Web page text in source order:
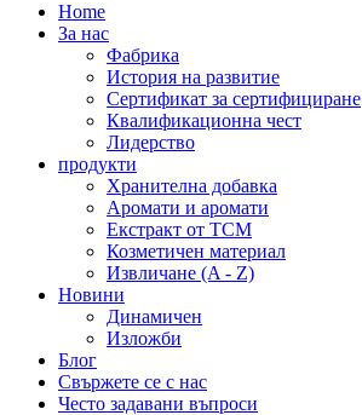
Home
За нас
Фабрика
История на развитие
Сертификат за сертифициране
Квалификационна чест
Лидерство
продукти
Хранителна добавка
Аромати и аромати
Екстракт от TCM
Козметичен материал
Извличане (A - Z)
Новини
Динамичен
Изложби
Блог
Свържете се с нас
Често задавани въпроси